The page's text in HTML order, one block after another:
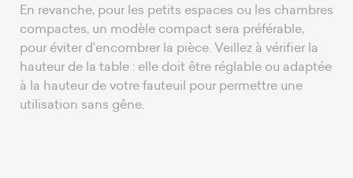
En revanche, pour les petits espaces ou les chambres
compactes, un modèle compact sera préférable,
pour éviter d’encombrer la pièce. Veillez à vérifier la
hauteur de la table : elle doit être réglable ou adaptée
à la hauteur de votre fauteuil pour permettre une
utilisation sans gêne.